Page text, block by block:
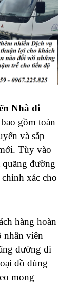
Nhà đi
gồm toàn
và sắp
Tùy vào
đường
xác cho
hàng hoàn
nhân viên
đường di
đồ dùng
mong